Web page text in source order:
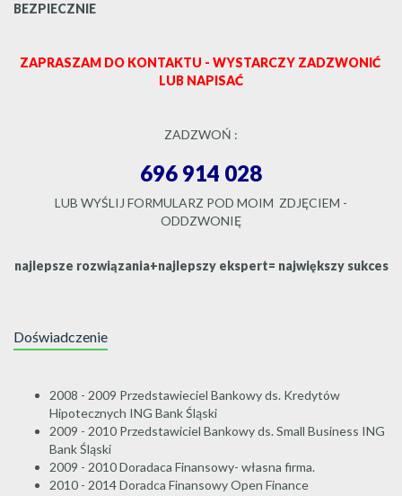
BEZPIECZNIE
ZAPRASZAM DO KONTAKTU - WYSTARCZY ZADZWONIĆ
LUB NAPISAĆ
ZADZWOŃ :
696 914 028
LUB WYŚLIJ FORMULARZ POD MOIM ZDJĘCIEM -
ODDZWONIĘ
najlepsze rozwiązania+najlepszy ekspert= największy sukces
Doświadczenie
2008 - 2009 Przedstawieciel Bankowy ds. Kredytów
Hipotecznych ING Bank Śląski
2009 - 2010 Przedstawiciel Bankowy ds. Small Business ING
Bank Śląski
2009 - 2010 Doradaca Finansowy- własna firma.
2010 - 2014 Doradca Finansowy Open Finance